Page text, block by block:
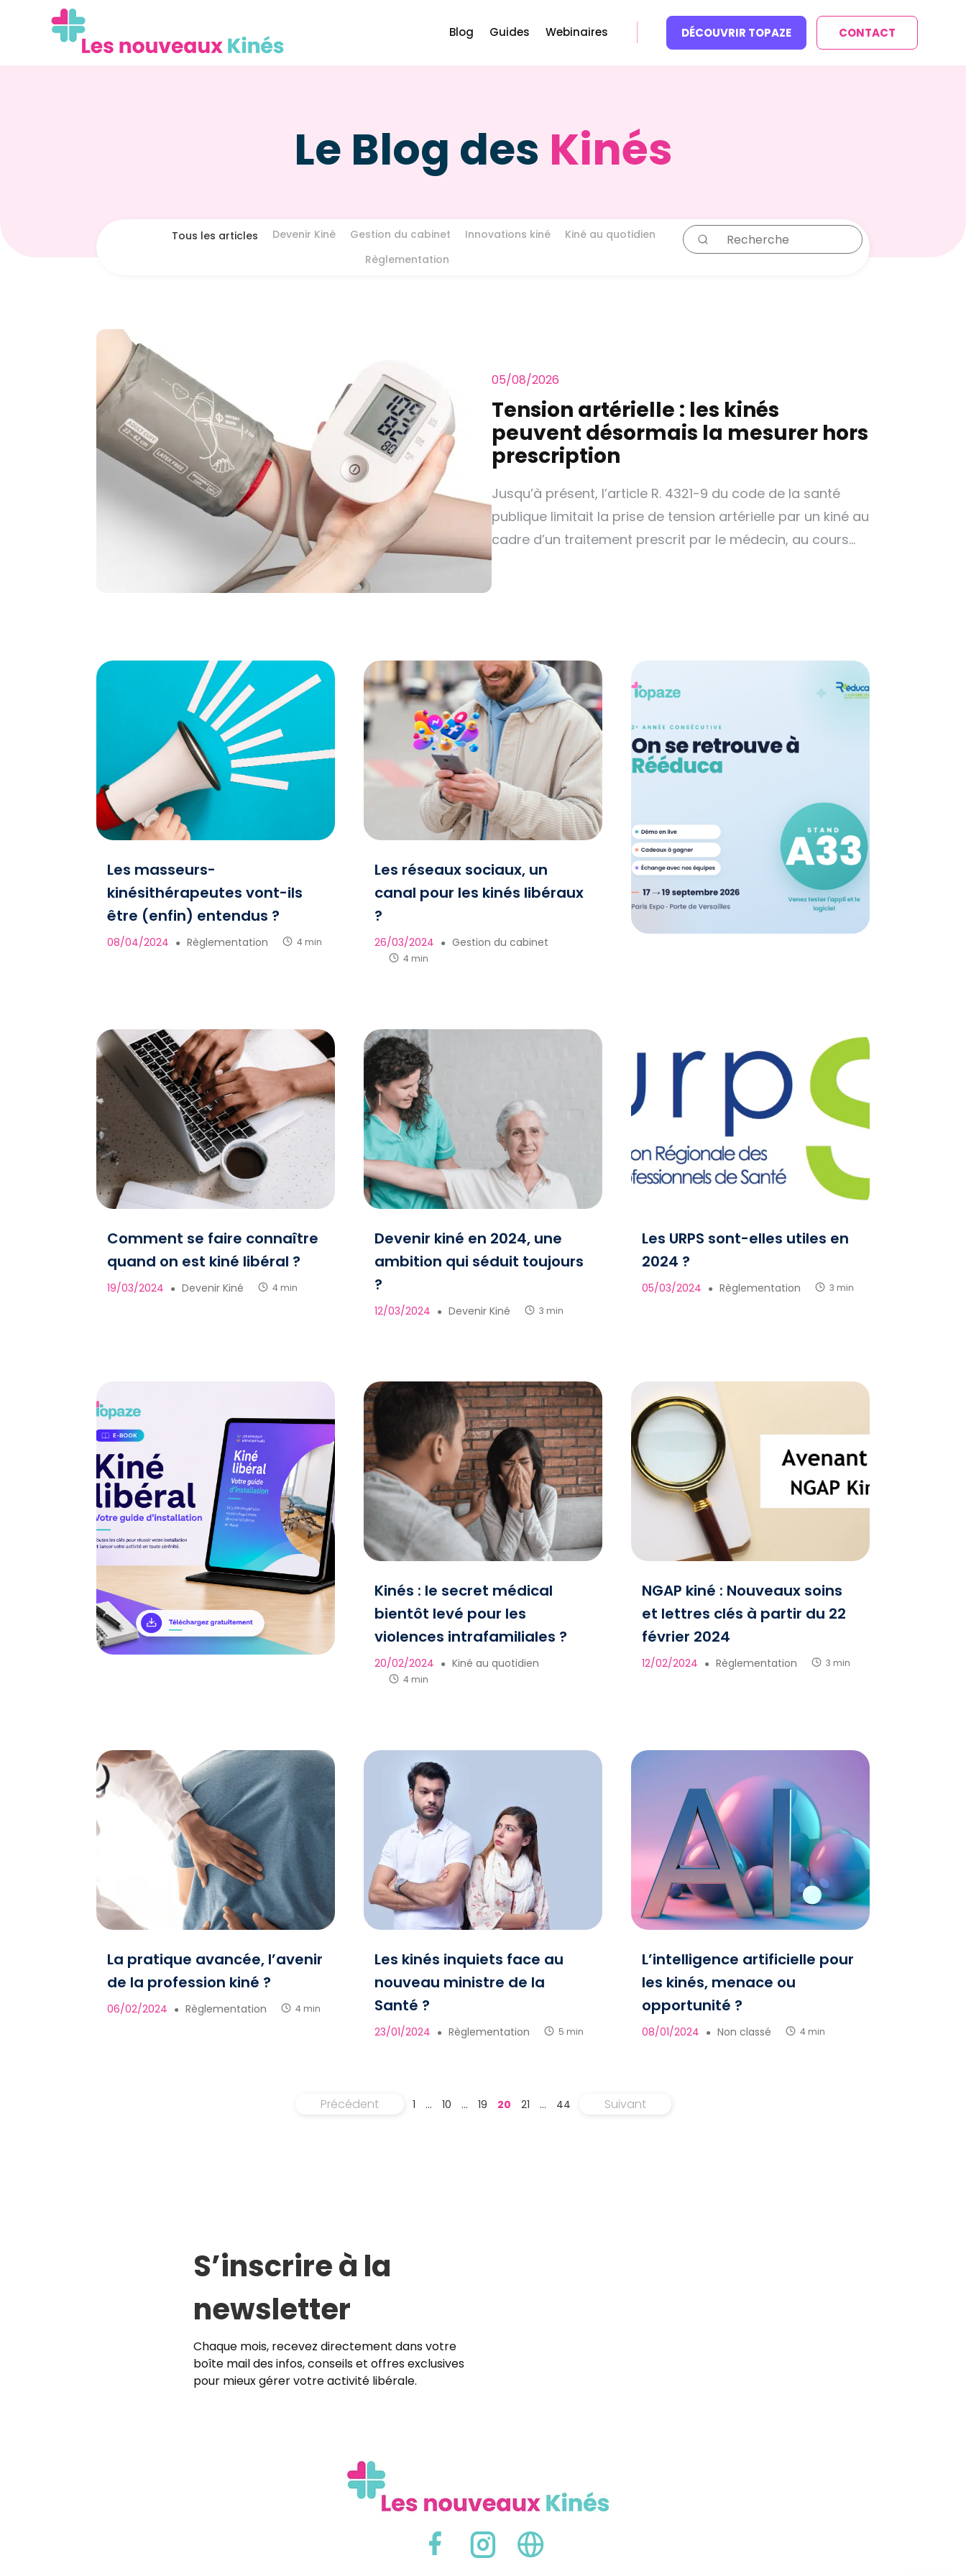
Blog Guides Webinaires DÉCOUVRIR TOPAZE CONTACT
Le Blog des Kinés
Tous les articles Devenir Kiné Gestion du cabinet Innovations kiné
Kiné au quotidien
Règlementation
05/08/2026
Tension artérielle : les kinés
peuvent désormais la mesurer hors
prescription
Jusqu’à présent, l’article R. 4321-9 du code de la santé
publique limitait la prise de tension artérielle par un kiné au
cadre d’un traitement prescrit par le médecin, au cours…
Les masseurs-
kinésithérapeutes vont-ils
être (enfin) entendus ?
08/04/2024 ● Règlementation 4 min
Les réseaux sociaux, un
canal pour les kinés libéraux
?
26/03/2024 ● Gestion du cabinet
4 min
Comment se faire connaître
quand on est kiné libéral ?
19/03/2024 ● Devenir Kiné 4 min
Devenir kiné en 2024, une
ambition qui séduit toujours
?
12/03/2024 ● Devenir Kiné 3 min
Les URPS sont-elles utiles en
2024 ?
05/03/2024 ● Règlementation 3 min
Kinés : le secret médical
bientôt levé pour les
violences intrafamiliales ?
20/02/2024 ● Kiné au quotidien
4 min
NGAP kiné : Nouveaux soins
et lettres clés à partir du 22
février 2024
12/02/2024 ● Règlementation 3 min
La pratique avancée, l’avenir
de la profession kiné ?
06/02/2024 ● Règlementation 4 min
Les kinés inquiets face au
nouveau ministre de la
Santé ?
23/01/2024 ● Règlementation 5 min
L’intelligence artificielle pour
les kinés, menace ou
opportunité ?
08/01/2024 ● Non classé 4 min
Précédent 1 … 10 … 19 20 21 … 44 Suivant
S’inscrire à la
newsletter
Chaque mois, recevez directement dans votre
boîte mail des infos, conseils et offres exclusives
pour mieux gérer votre activité libérale.